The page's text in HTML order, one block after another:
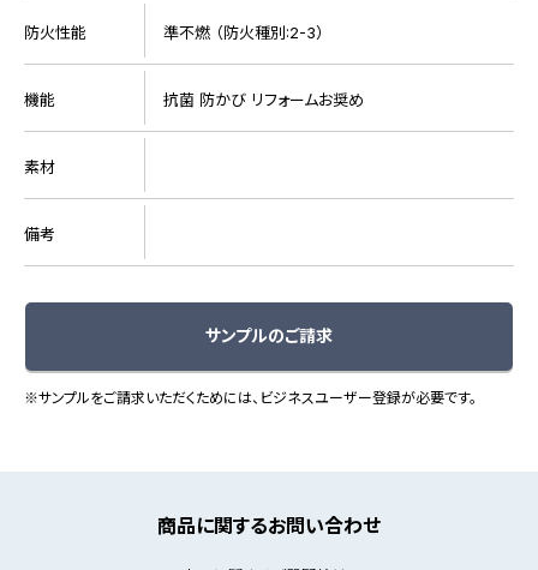
防火性能 準不燃 （防火種別:2-3）
機能 抗菌 防かび リフォームお奨め
素材
備考
サンプルのご請求
※サンプルをご請求いただくためには、ビジネスユーザー登録が必要です。
商品に関するお問い合わせ